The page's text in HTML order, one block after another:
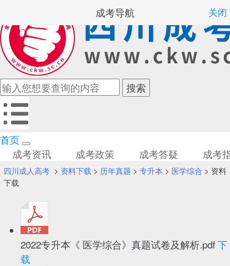
首页
成考资讯
成考政策 成考答疑 成考
四川成人高考 > 资料下载 > 历年真题 > 专升本 > 医学综合 > 资料
下载
2022专升本《 医学综合》真题试卷及解析.pdf下
载
成考导航 关闭